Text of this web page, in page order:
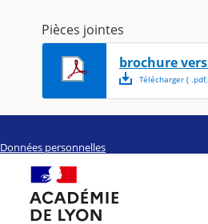
Pièces jointes
brochure
Télécharger( .pdf,
Données personnelles